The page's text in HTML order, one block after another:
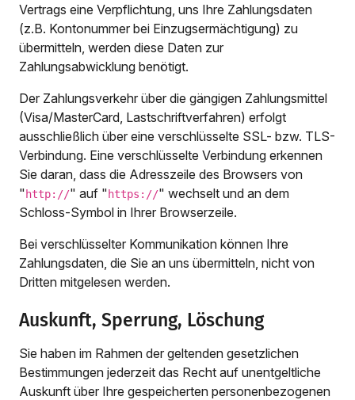
Vertrags eine Verpflichtung, uns Ihre Zahlungsdaten
(z.B. Kontonummer bei Einzugsermächtigung) zu
übermitteln, werden diese Daten zur
Zahlungsabwicklung benötigt.
Der Zahlungsverkehr über die gängigen Zahlungsmittel
(Visa/MasterCard, Lastschriftverfahren) erfolgt
ausschließlich über eine verschlüsselte SSL- bzw. TLS-
Verbindung. Eine verschlüsselte Verbindung erkennen
Sie daran, dass die Adresszeile des Browsers von
"http://" auf "https://" wechselt und an dem
Schloss-Symbol in Ihrer Browserzeile.
Bei verschlüsselter Kommunikation können Ihre
Zahlungsdaten, die Sie an uns übermitteln, nicht von
Dritten mitgelesen werden.
Auskunft, Sperrung, Löschung
Sie haben im Rahmen der geltenden gesetzlichen
Bestimmungen jederzeit das Recht auf unentgeltliche
Auskunft über Ihre gespeicherten personenbezogenen